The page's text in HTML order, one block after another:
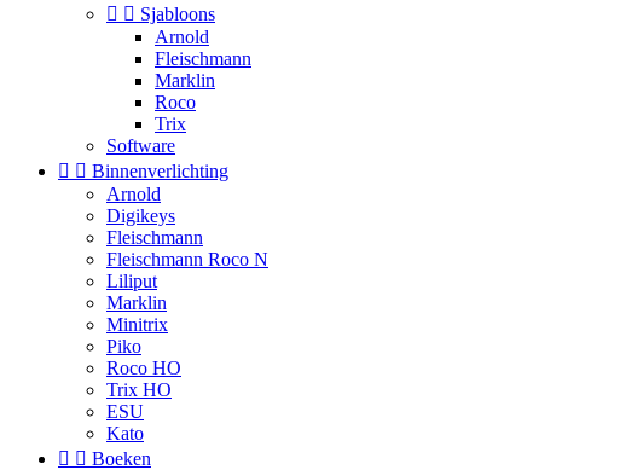
  Sjabloons
Arnold
Fleischmann
Marklin
Roco
Trix
Software
  Binnenverlichting
Arnold
Digikeys
Fleischmann
Fleischmann Roco N
Liliput
Marklin
Minitrix
Piko
Roco HO
Trix HO
ESU
Kato
  Boeken